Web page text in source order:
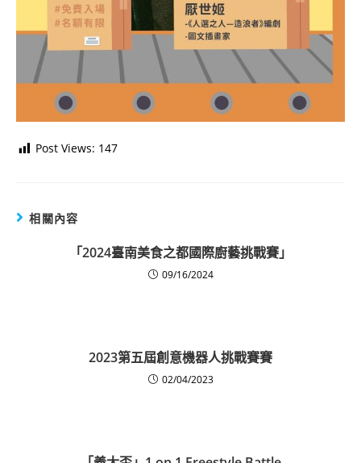
Post Views: 147
相關內容
「2024臺南美食之都國際廚藝挑戰賽」
09/16/2024
2023第五屆創意機器人挑戰賽賽
02/04/2023